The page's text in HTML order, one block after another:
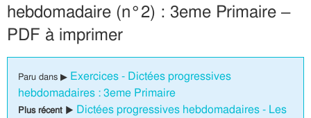
hebdomadaire (n°2) : 3eme Primaire –
PDF à imprimer
Paru dans ▶ Exercices - Dictées progressives
hebdomadaires : 3eme Primaire
Plus récent ▶ Dictées progressives hebdomadaires - Les